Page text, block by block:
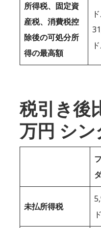
所得税、固定資
産税、消費税控
除後の可処分所
得の最高額
税引き後
万円 シ
未払所得税